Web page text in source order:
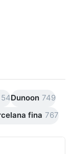
54Dunoon 749
fina 767